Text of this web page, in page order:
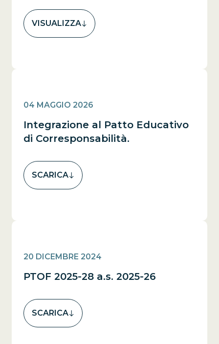
VISUALIZZA
04 MAGGIO 2026
Integrazione al Patto Educativo
di Corresponsabilità.
SCARICA
20 DICEMBRE 2024
PTOF 2025-28 a.s. 2025-26
SCARICA